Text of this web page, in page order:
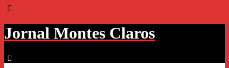
Jornal Montes Claros